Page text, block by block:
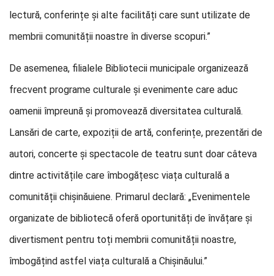
lectură, conferințe și alte facilități care sunt utilizate de
membrii comunității noastre în diverse scopuri.”
De asemenea, filialele Bibliotecii municipale organizează
frecvent programe culturale și evenimente care aduc
oamenii împreună și promovează diversitatea culturală.
Lansări de carte, expoziții de artă, conferințe, prezentări de
autori, concerte și spectacole de teatru sunt doar câteva
dintre activitățile care îmbogățesc viața culturală a
comunității chișinăuiene. Primarul declară: „Evenimentele
organizate de bibliotecă oferă oportunități de învățare și
divertisment pentru toți membrii comunității noastre,
îmbogățind astfel viața culturală a Chișinăului.”